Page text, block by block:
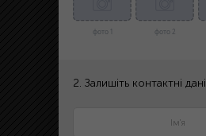
фото 1 фото 2
2. Залишіть контактні дані